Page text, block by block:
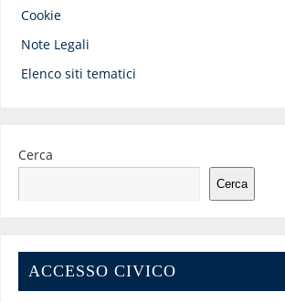
Cookie
Note Legali
Elenco siti tematici
Cerca
Cerca
ACCESSO CIVICO